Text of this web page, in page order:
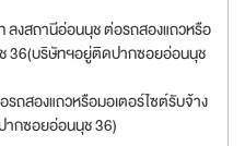
ลงสถานีอ่อนนุช ต่อรถสองแถวหรือ
36(บริษัทฯอยู่ติดปากซอยอ่อนนุช
ถสองแถวหรือมอเตอร์ไซต์รับจ้าง
กซอยอ่อนนุช 36)